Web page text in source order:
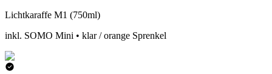
Lichtkaraffe M1 (750ml)
inkl. SOMO Mini • klar / orange Sprenkel